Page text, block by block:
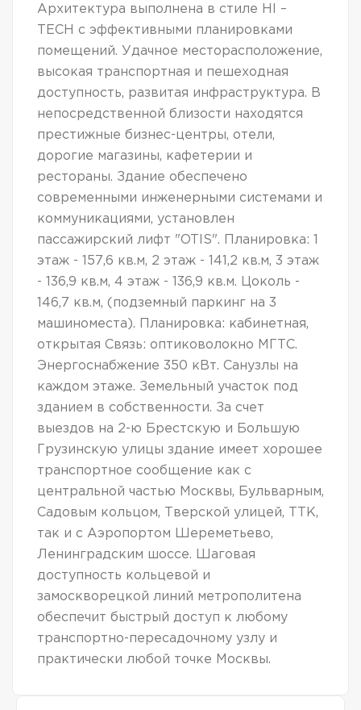
Архитектура выполнена в стиле HI –
TECH с эффективными планировками
помещений. Удачное месторасположение,
высокая транспортная и пешеходная
доступность, развитая инфраструктура. В
непосредственной близости находятся
престижные бизнес-центры, отели,
дорогие магазины, кафетерии и
рестораны. Здание обеспечено
современными инженерными системами и
коммуникациями, установлен
пассажирский лифт "OTIS". Планировка: 1
этаж - 157,6 кв.м, 2 этаж - 141,2 кв.м, 3 этаж
- 136,9 кв.м, 4 этаж - 136,9 кв.м. Цоколь -
146,7 кв.м, (подземный паркинг на 3
машиноместа). Планировка: кабинетная,
открытая Связь: оптиковолокно МГТС.
Энергоснабжение 350 кВт. Санузлы на
каждом этаже. Земельный участок под
зданием в собственности. За счет
выездов на 2-ю Брестскую и Большую
Грузинскую улицы здание имеет хорошее
транспортное сообщение как с
центральной частью Москвы, Бульварным,
Садовым кольцом, Тверской улицей, ТТК,
так и с Аэропортом Шереметьево,
Ленинградским шоссе. Шаговая
доступность кольцевой и
замоскворецкой линий метрополитена
обеспечит быстрый доступ к любому
транспортно-пересадочному узлу и
практически любой точке Москвы.